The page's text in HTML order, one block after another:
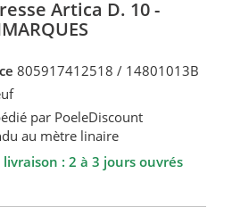
Artica D. 10 -
805917412518 / 14801013B
par PoeleDiscount
au mètre linaire
livraison : 2 à 3 jours ouvrés